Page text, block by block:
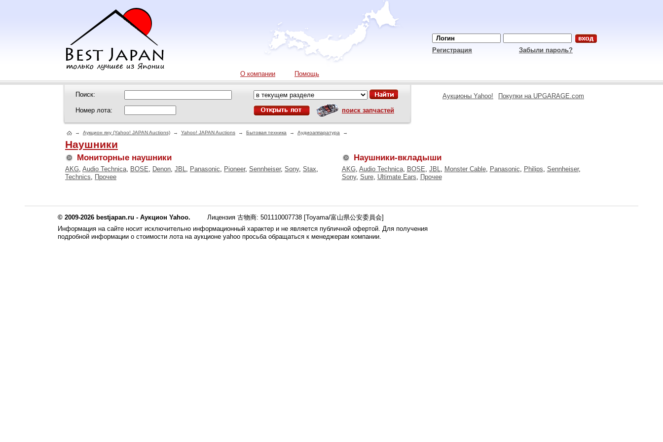
Регистрация Забыли пароль?
О компании Помощь
Поиск:
Номер лота: поиск запчастей
Аукционы Yahoo! Покупки на UPGARAGE.com
→ Аукцион яху (Yahoo! JAPAN Auctions) → Yahoo! JAPAN Auctions → Бытовая техника → Аудиоаппаратура →
Наушники
Мониторные наушники
AKG, Audio Technica, BOSE, Denon, JBL, Panasonic, Pioneer, Sennheiser, Sony, Stax,
Technics, Прочее
Наушники-вкладыши
AKG, Audio Technica, BOSE, JBL, Monster Cable, Panasonic, Philips, Sennheiser,
Sony, Sure, Ultimate Ears, Прочее
© 2009-2026 bestjapan.ru - Аукцион Yahoo.
Лицензия 古物商: 501110007738 [Toyama/富山県公安委員会]
Информация на сайте носит исключительно информационный характер и не является публичной офертой. Для получения
подробной информации о стоимости лота на аукционе yahoo просьба обращаться к менеджерам компании.